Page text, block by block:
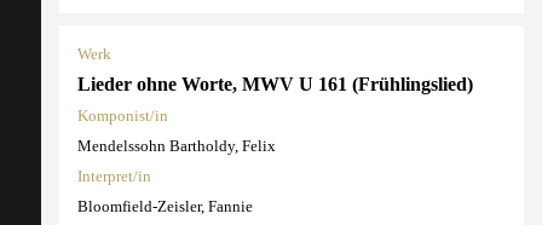
Werk
Lieder ohne Worte, MWV U 161 (Frühlingslied)
Komponist/in
Mendelssohn Bartholdy, Felix
Interpret/in
Bloomfield-Zeisler, Fannie